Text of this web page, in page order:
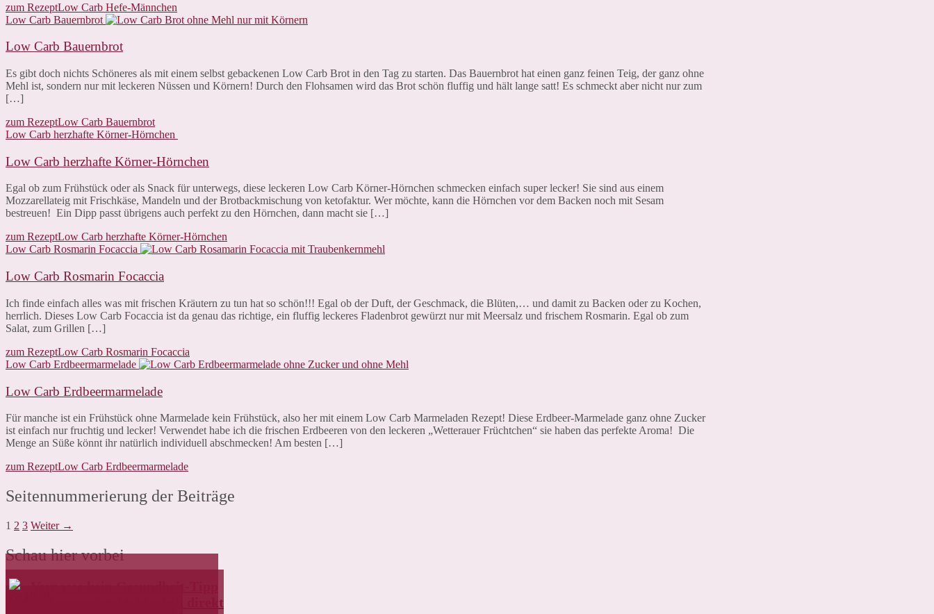
zum RezeptLow Carb Hefe-Männchen
Low Carb Bauernbrot
Low Carb Bauernbrot
Es gibt doch nichts Schöneres als mit einem selbst gebackenen Low Carb Brot in den Tag zu starten. Das Bauernbrot hat einen ganz feinen Teig, der ganz ohne
Mehl ist, sondern nur mit leckeren Nüssen und Körnern! Durch den Flohsamen wird das Brot schön fluffig und hält lange satt! Es schmeckt aber nicht nur zum
[…]
zum RezeptLow Carb Bauernbrot
Low Carb herzhafte Körner-Hörnchen
Low Carb herzhafte Körner-Hörnchen
Egal ob zum Frühstück oder als Snack für unterwegs, diese leckeren Low Carb Körner-Hörnchen schmecken einfach super lecker! Sie sind aus einem
Mozzarellateig mit Frischkäse, Mandeln und der Brotbackmischung von ketofaktur. Wer möchte, kann die Hörnchen vor dem Backen noch mit Sesam
bestreuen! Ein Dipp passt übrigens auch perfekt zu den Hörnchen, dann macht sie […]
zum RezeptLow Carb herzhafte Körner-Hörnchen
Low Carb Rosmarin Focaccia
Low Carb Rosmarin Focaccia
Ich finde einfach alles was mit frischen Kräutern zu tun hat so schön!!! Egal ob der Duft, der Geschmack, die Blüten,… und damit zu Backen oder zu Kochen,
herrlich. Dieses Low Carb Focaccia ist da genau das richtige, ein fluffig leckeres Fladenbrot gewürzt nur mit Meersalz und frischem Rosmarin. Egal ob zum
Salat, zum Grillen […]
zum RezeptLow Carb Rosmarin Focaccia
Low Carb Erdbeermarmelade
Low Carb Erdbeermarmelade
Für manche ist ein Frühstück ohne Marmelade kein Frühstück, also her mit einem Low Carb Marmeladen Rezept! Diese Erdbeer-Marmelade ganz ohne Zucker
ist einfach nur fruchtig und lecker! Verwendet habe ich die frischen Erdbeeren von den leckeren „Wetterauer Früchtchen“ sie haben das perfekte Aroma! Die
Menge an Süße könnt ihr natürlich individuell abschmecken! Am besten […]
zum RezeptLow Carb Erdbeermarmelade
Seitennummerierung der Beiträge
1 2 3 Weiter →
Schau hier vorbei
und Rezept mehr! Melde dich direkt